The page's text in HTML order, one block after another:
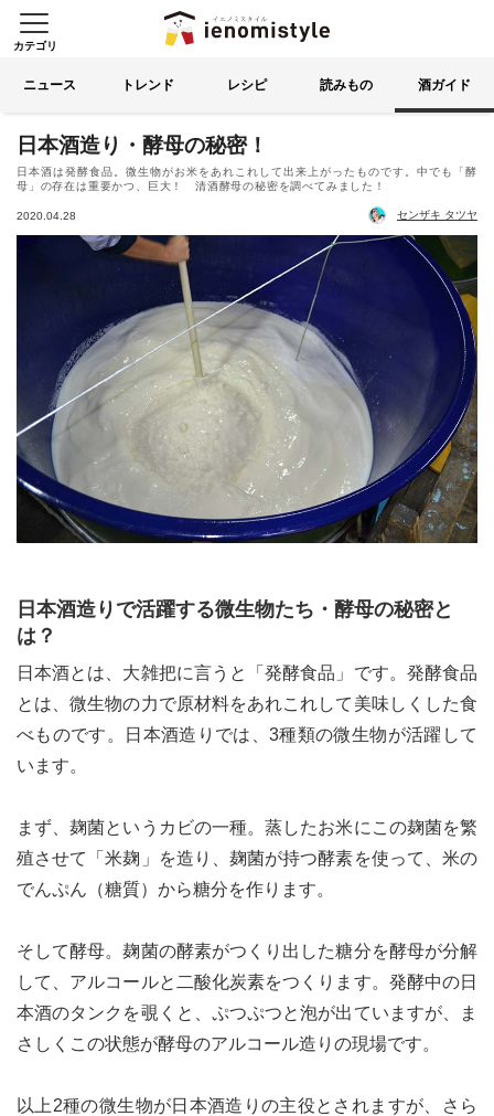
イエノミスタイル 家飲みを楽
カテゴリ
る
ニュース トレンド レシピ 読みもの 酒ガイド
日本酒造り・酵母の秘密！
日本酒は発酵食品。微生物がお米をあれこれして出来上がったものです。中でも「酵
母」の存在は重要かつ、巨大！ 清酒酵母の秘密を調べてみました！
2020.04.28 センザキ タツヤ
日本酒造りで活躍する微生物たち・酵母の秘密と
は？
日本酒とは、大雑把に言うと「発酵食品」です。発酵食品
とは、微生物の力で原材料をあれこれして美味しくした食
べものです。日本酒造りでは、3種類の微生物が活躍して
います。
まず、麹菌というカビの一種。蒸したお米にこの麹菌を繁
殖させて「米麹」を造り、麹菌が持つ酵素を使って、米の
でんぷん（糖質）から糖分を作ります。
そして酵母。麹菌の酵素がつくり出した糖分を酵母が分解
して、アルコールと二酸化炭素をつくります。発酵中の日
本酒のタンクを覗くと、ぷつぷつと泡が出ていますが、ま
さしくこの状態が酵母のアルコール造りの現場です。
以上2種の微生物が日本酒造りの主役とされますが、さら